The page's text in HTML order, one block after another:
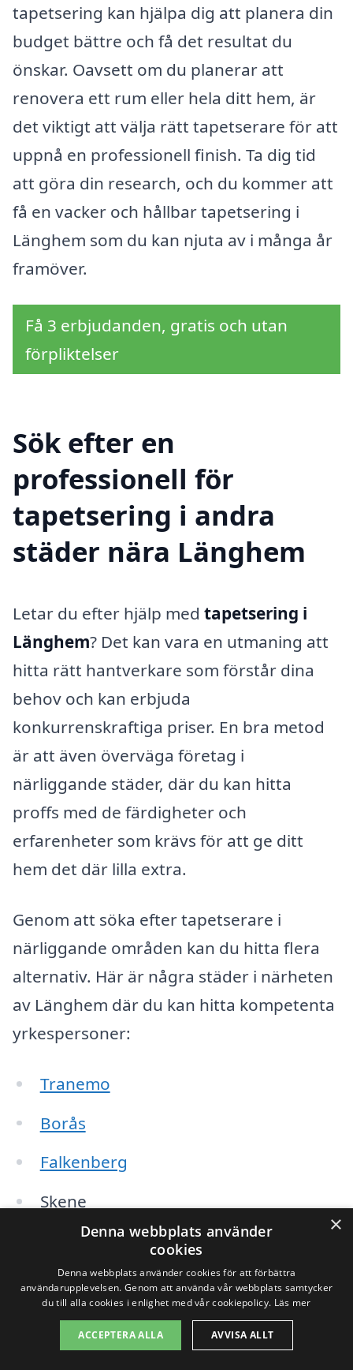
tapetsering kan hjälpa dig att planera din
budget bättre och få det resultat du
önskar. Oavsett om du planerar att
renovera ett rum eller hela ditt hem, är
det viktigt att välja rätt tapetserare för att
uppnå en professionell finish. Ta dig tid
att göra din research, och du kommer att
få en vacker och hållbar tapetsering i
Länghem som du kan njuta av i många år
framöver.
Få 3 erbjudanden, gratis och utan
förpliktelser
Sök efter en
professionell för
tapetsering i andra
städer nära Länghem
Letar du efter hjälp med tapetsering i
Länghem? Det kan vara en utmaning att
hitta rätt hantverkare som förstår dina
behov och kan erbjuda
konkurrenskraftiga priser. En bra metod
är att även överväga företag i
närliggande städer, där du kan hitta
proffs med de färdigheter och
erfarenheter som krävs för att ge ditt
hem det där lilla extra.
Genom att söka efter tapetserare i
närliggande områden kan du hitta flera
alternativ. Här är några städer i närheten
av Länghem där du kan hitta kompetenta
yrkespersoner:
Tranemo
Borås
Falkenberg
Skene
Herrljunga
Bredared
Nittorp
×
Denna webbplats använder
cookies
Denna webbplats använder cookies för att förbättra
användarupplevelsen. Genom att använda vår webbplats samtycker
du till alla cookies i enlighet med vår cookiepolicy. Läs mer
ACCEPTERA ALLA AVVISA ALLT